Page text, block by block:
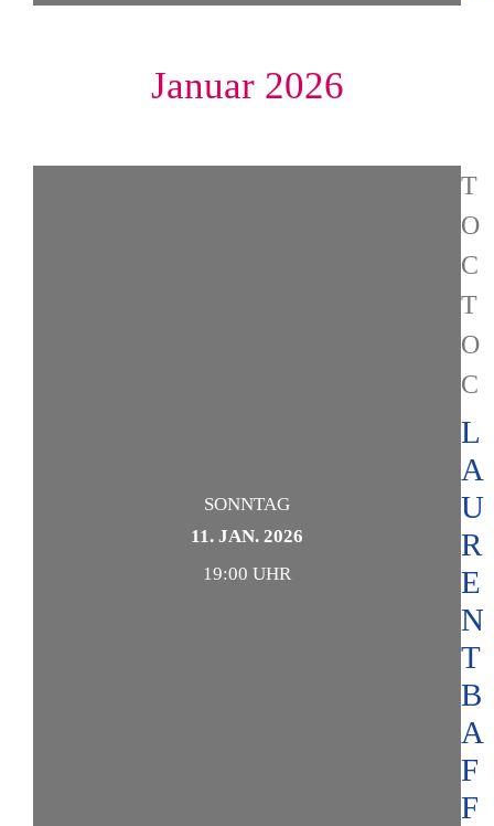
Januar 2026
SONNTAG
11. JAN. 2026
19:00 UHR
L
A
U
R
E
N
T
B
A
F
F
T
O
C
T
O
C